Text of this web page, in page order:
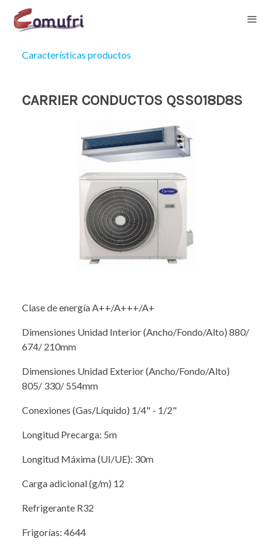
Características productos
CARRIER CONDUCTOS QSS018D8S
Clase de energía A++/A+++/A+
Dimensiones Unidad Interior (Ancho/Fondo/Alto) 880/
674/ 210mm
Dimensiones Unidad Exterior (Ancho/Fondo/Alto)
805/ 330/ 554mm
Conexiones (Gas/Líquido) 1/4" - 1/2"
Longitud Precarga: 5m
Longitud Máxima (UI/UE): 30m
Carga adicional (g/m) 12
Refrigerante R32
Frigorías: 4644